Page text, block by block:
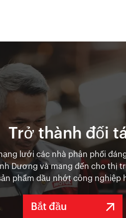
Trở thành đối
lưới các nhà phân phối
Dương và mang đến cho thị
phẩm dầu nhớt công nghiệp
Bắt đầu